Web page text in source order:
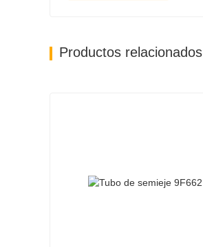
Productos relacionados